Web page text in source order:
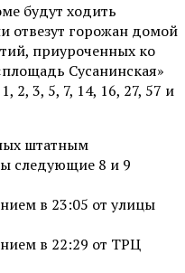
будут ходить
отвезут горожан домой
приуроченных ко
Сусанинская»
2, 3, 5, 7, 14, 16, 27, 57 и
штатным
следующие 8 и 9
в 23:05 от улицы
в 22:29 от ТРЦ